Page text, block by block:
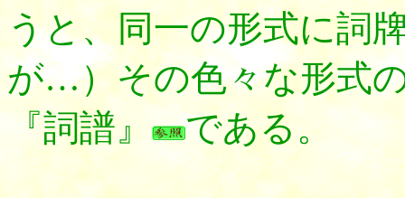
うと、同一の形式に詞
が…）その色々な形式
『詞譜』
である。